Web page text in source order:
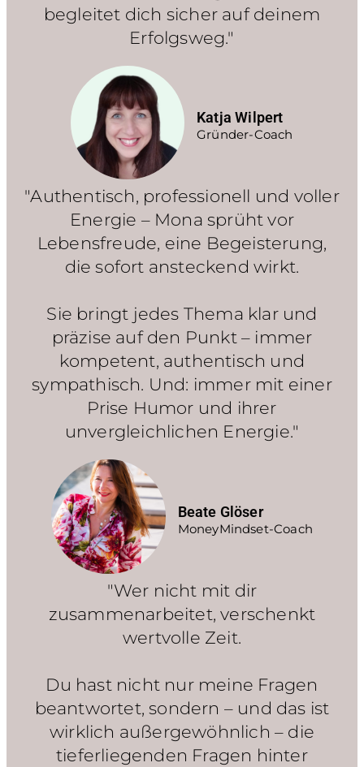
begleitet dich sicher auf deinem
Erfolgsweg."
Katja Wilpert
Gründer-Coach
"Authentisch, professionell und voller
Energie – Mona sprüht vor
Lebensfreude, eine Begeisterung,
die sofort ansteckend wirkt.
Sie bringt jedes Thema klar und
präzise auf den Punkt – immer
kompetent, authentisch und
sympathisch. Und: immer mit einer
Prise Humor und ihrer
unvergleichlichen Energie."
Beate Glöser
MoneyMindset-Coach
"Wer nicht mit dir
zusammenarbeitet, verschenkt
wertvolle Zeit.
Du hast nicht nur meine Fragen
beantwortet, sondern – und das ist
wirklich außergewöhnlich – die
tieferliegenden Fragen hinter